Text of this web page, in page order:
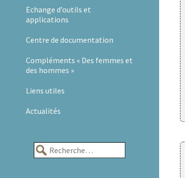
Echange d’outils et
applications
Centre de documentation
Compléments « Des femmes et
des hommes »
Liens utiles
Actualités
Rechercher :